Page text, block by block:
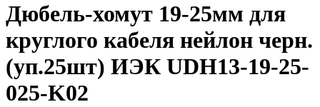
Дюбель-хомут 19-25мм для
круглого кабеля нейлон черн.
(уп.25шт) ИЭК UDH13-19-25-
025-K02